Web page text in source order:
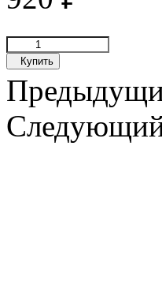
Купить
Следующий